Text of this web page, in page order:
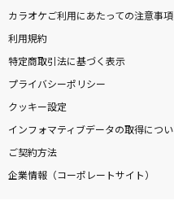
カラオケご利用にあたっての注意事項
利用規約
特定商取引法に基づく表示
プライバシーポリシー
クッキー設定
インフォマティブデータの取得につい
ご契約方法
企業情報（コーポレートサイト）